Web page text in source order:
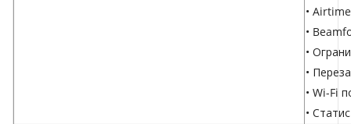
•
•
•
•
• Wi-Fi
•